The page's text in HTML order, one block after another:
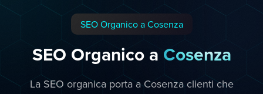
SEO Organico a Cosenza
SEO Organico a Cosenza
La SEO organica porta a Cosenza clienti che